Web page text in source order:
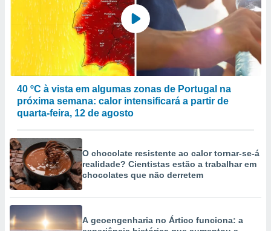
40 ºC à vista em algumas zonas de Portugal na
próxima semana: calor intensificará a partir de
quarta-feira, 12 de agosto
O chocolate resistente ao calor tornar-se-á
realidade? Cientistas estão a trabalhar em
chocolates que não derretem
A geoengenharia no Ártico funciona: a